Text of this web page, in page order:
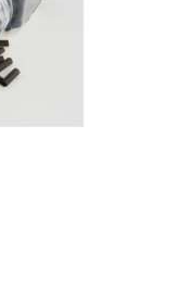
DUO